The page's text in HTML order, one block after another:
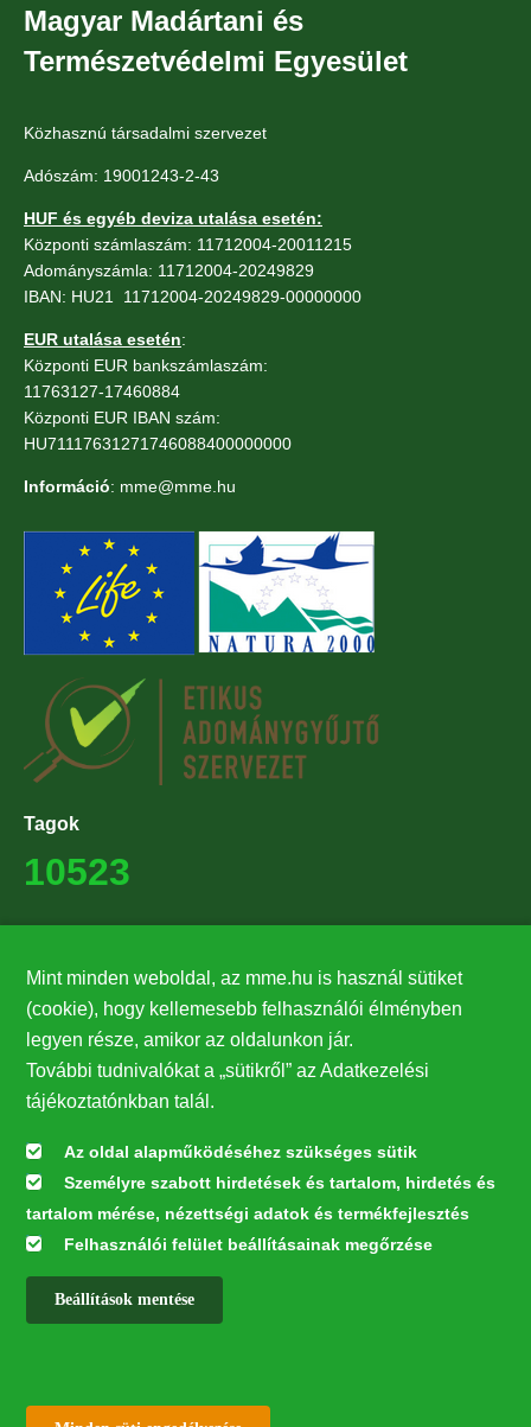
Magyar Madártani és
Természetvédelmi Egyesület
Közhasznú társadalmi szervezet
Adószám: 19001243-2-43
HUF és egyéb deviza utalása esetén:
Központi számlaszám: 11712004-20011215
Adományszámla: 11712004-20249829
IBAN: HU21 11712004-20249829-00000000
EUR utalása esetén:
Központi EUR bankszámlaszám:
11763127-17460884
Központi EUR IBAN szám:
HU71117631271746088400000000
Információ: mme@mme.hu
Tagok
10523
27224
Hírlevél feliratkozás
Értesüljön elsőként legfrissebb híreinkről, eseményeinkről!
Feliratkozás
Mint minden weboldal, az mme.hu is használ sütiket
(cookie), hogy kellemesebb felhasználói élményben
legyen része, amikor az oldalunkon jár.
További tudnivalókat a „sütikről” az Adatkezelési
tájékoztatónkban talál.
Az oldal alapműködéséhez szükséges sütik
Személyre szabott hirdetések és tartalom, hirdetés és
tartalom mérése, nézettségi adatok és termékfejlesztés
Felhasználói felület beállításainak megőrzése
Beállítások mentése